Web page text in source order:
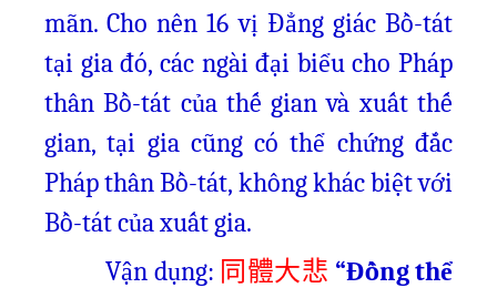
mãn. Cho nên 16 vị Đẳng giác Bồ-tát
tại gia đó, các ngài đại biểu cho Pháp
thân Bồ-tát của thế gian và xuất thế
gian, tại gia cũng có thể chứng đắc
Pháp thân Bồ-tát, không khác biệt với
Bồ-tát của xuất gia.
Vận dụng: 同體大悲 “Đồng thể